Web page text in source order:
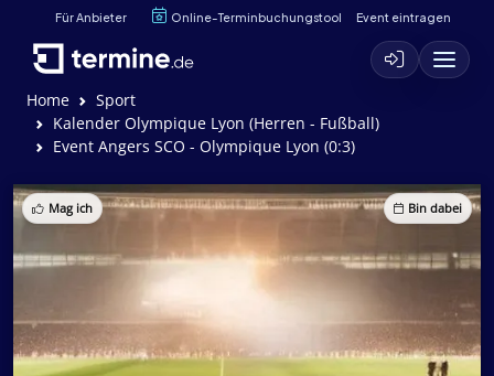
Für Anbieter Online-Terminbuchungstool Event eintragen
Home
Sport
Kalender Olympique Lyon (Herren - Fußball)
Event Angers SCO - Olympique Lyon (0:3)
Mag ich Bin dabei